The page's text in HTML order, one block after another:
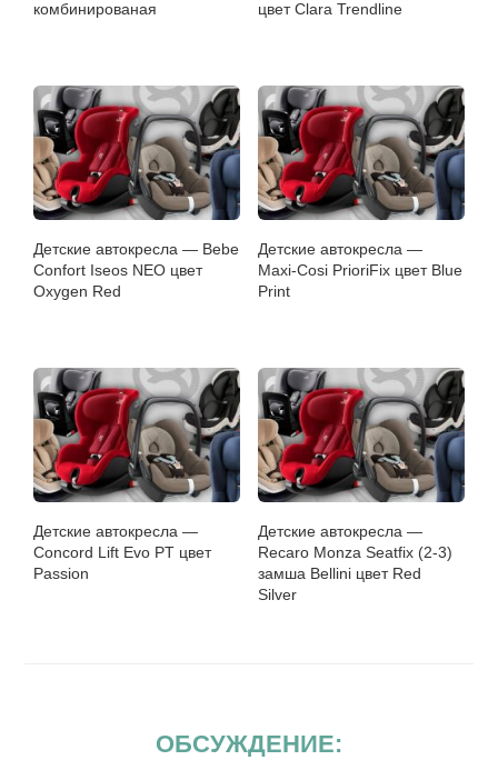
комбинированая цвет Clara Trendline
Детские автокресла — Bebe
Confort Iseos NEO цвет
Oxygen Red
Детские автокресла —
Maxi-Cosi PrioriFix цвет Blue
Print
Детские автокресла —
Concord Lift Evo PT цвет
Passion
Детские автокресла —
Recaro Monza Seatfix (2-3)
замша Bellini цвет Red
Silver
ОБСУЖДЕНИЕ: